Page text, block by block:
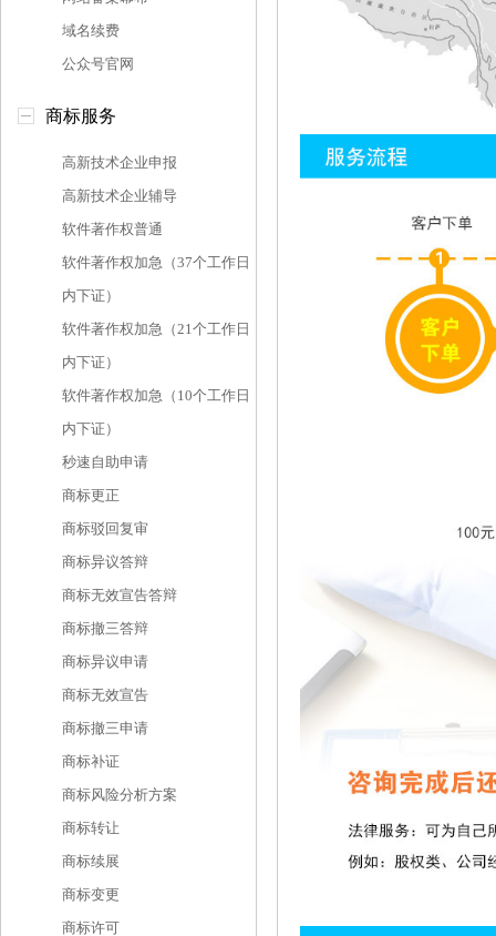
域名续费
公众号官网
商标服务
高新技术企业申报
高新技术企业辅导
软件著作权普通
软件著作权加急（37个工作日
内下证）
软件著作权加急（21个工作日
内下证）
软件著作权加急（10个工作日
内下证）
秒速自助申请
商标更正
商标驳回复审
商标异议答辩
商标无效宣告答辩
商标撤三答辩
商标异议申请
商标无效宣告
商标撤三申请
商标补证
商标风险分析方案
商标转让
商标续展
商标变更
商标许可